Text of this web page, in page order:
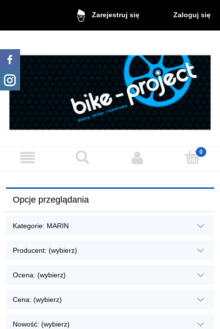
Zarejestruj się Zaloguj się
Opcje przeglądania
Kategorie: MARIN
Producent: (wybierz)
Ocena: (wybierz)
Cena: (wybierz)
Nowość: (wybierz)